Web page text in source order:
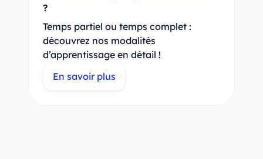
?
Temps partiel ou temps complet :
découvrez nos modalités
d’apprentissage en détail !
En savoir plus